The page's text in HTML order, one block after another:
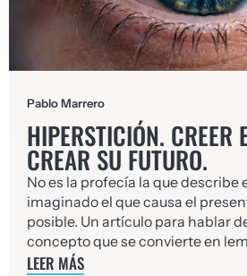
Pablo Marrero
HIPERSTICIÓN. CREER
CREAR SU FUTURO.
No es la profecía la que describe
imaginado el que causa el
posible. Un artículo para hablar
concepto que se convierte en
LEER MÁS